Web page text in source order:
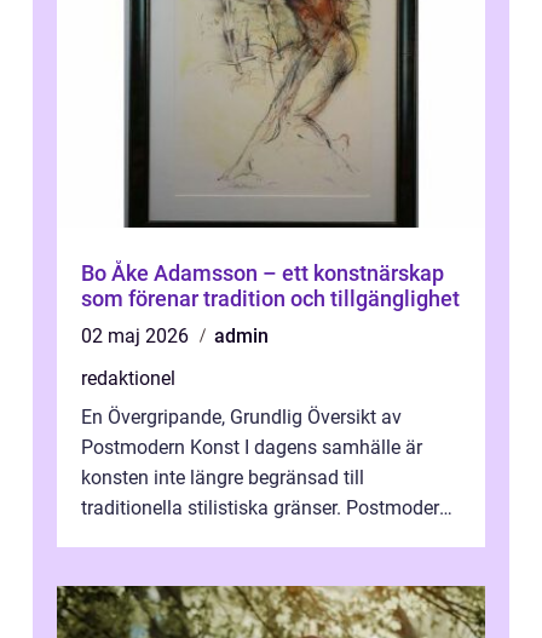
Bo Åke Adamsson – ett konstnärskap
som förenar tradition och tillgänglighet
02 maj 2026
admin
redaktionel
En Övergripande, Grundlig Översikt av
Postmodern Konst I dagens samhälle är
konsten inte längre begränsad till
traditionella stilistiska gränser. Postmodern